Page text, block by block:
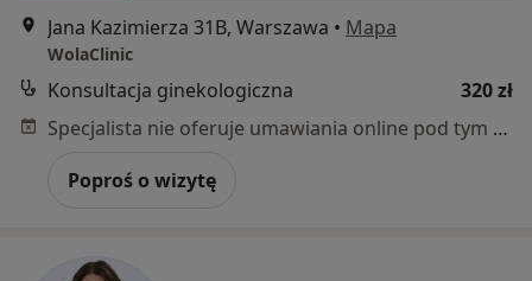
Jana Kazimierza 31B, Warszawa • Mapa
WolaClinic
Konsultacja ginekologiczna
320 zł
Specjalista nie oferuje umawiania online pod tym adresem.
Poproś o wizytę